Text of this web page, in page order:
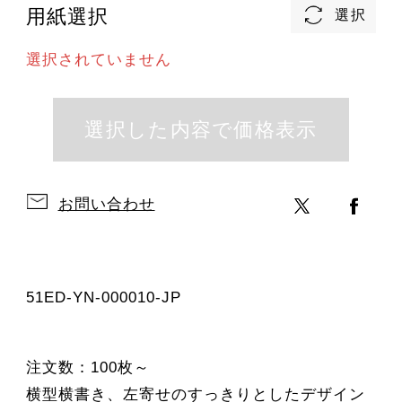
用紙選択
選択されていません
お問い合わせ
51ED-YN-000010-JP
注文数：100枚～
横型横書き、左寄せのすっきりとしたデザイン